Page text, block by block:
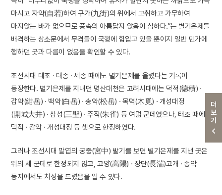
더보기
마시고 자약(自若)하여 구가(九街)의 위에서 고취하고 가무하여
마지않는 바가 없으므로 풍속의 아름답지 않음이 심하다.”는 별기은제를
배격하는 상소문에서 무격들이 국행에 힘입고 있을 뿐이지 일반 민가에
행하던 굿과 다름이 없음을 확인할 수 있다.
조선시대 태조 · 태종 · 세종 때에도 별기은제를 올렸다는 기록이
등장한다. 별기은제를 지내던 명산대천은 고려시대에는 덕적(德積) ·
감악(紺岳) · 백악(白岳) · 송악(松岳) · 목멱(木覓) · 개성대정
(開城大井) · 삼성(三聖) · 주작(朱雀) 등 여덟 군데였으나, 태조 때에
덕적 · 감악 · 개성대정 등 셋으로 한정하였다.
그러나 조선시대 말엽의 궁중(宮中) 발기를 보면 별기은제를 지낸 곳은
위의 세 군데로 한정되지 않고, 고양(高陽) · 장단(長湍)고개 · 송악
등지에서도 치성을 드렸음을 알 수 있다.